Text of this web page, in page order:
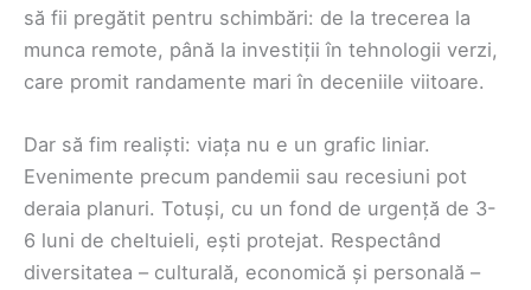
să fii pregătit pentru schimbări: de la trecerea la
munca remote, până la investiții în tehnologii verzi,
care promit randamente mari în deceniile viitoare.
Dar să fim realiști: viața nu e un grafic liniar.
Evenimente precum pandemii sau recesiuni pot
deraia planuri. Totuși, cu un fond de urgență de 3-
6 luni de cheltuieli, ești protejat. Respectând
diversitatea – culturală, economică și personală –